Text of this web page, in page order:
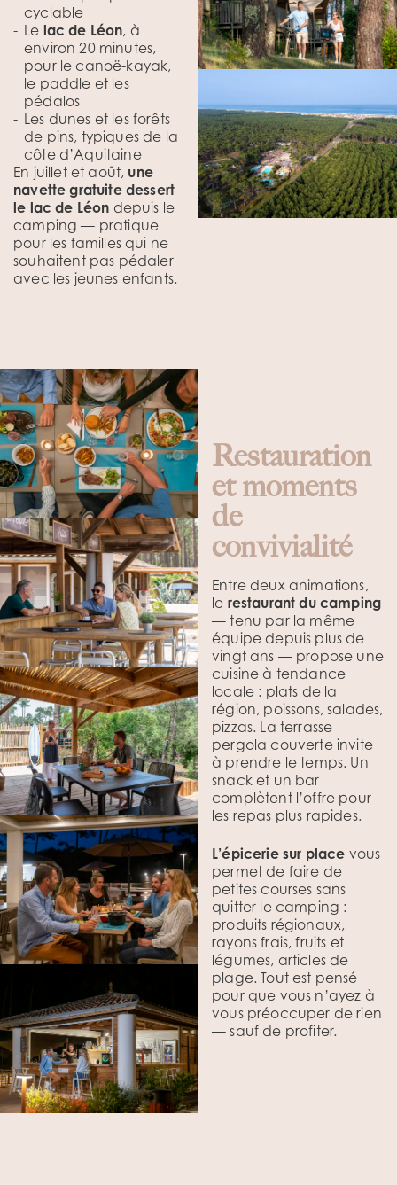
cyclable
Le lac de Léon, à
environ 20 minutes,
pour le canoë-kayak,
le paddle et les
pédalos
Les dunes et les forêts
de pins, typiques de la
côte d’Aquitaine
En juillet et août, une
navette gratuite dessert
le lac de Léon depuis le
camping — pratique
pour les familles qui ne
souhaitent pas pédaler
avec les jeunes enfants.
Restauration
et moments
de
convivialité
Entre deux animations,
le restaurant du camping
— tenu par la même
équipe depuis plus de
vingt ans — propose une
cuisine à tendance
locale : plats de la
région, poissons, salades,
pizzas. La terrasse
pergola couverte invite
à prendre le temps. Un
snack et un bar
complètent l’offre pour
les repas plus rapides.
L’épicerie sur place vous
permet de faire de
petites courses sans
quitter le camping :
produits régionaux,
rayons frais, fruits et
légumes, articles de
plage. Tout est pensé
pour que vous n’ayez à
vous préoccuper de rien
— sauf de profiter.